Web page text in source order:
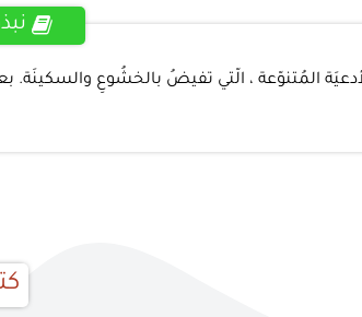
المُتنوّعة ، الّتي تفيضُ بالخشُوعِ والسكينَة.